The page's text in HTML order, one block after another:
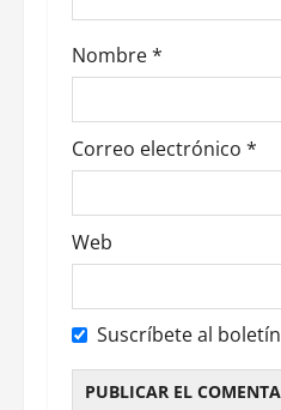
e
n
t
r
a
d
a
s
Nombre*
Correo electrónico *
Web
Suscríbete al boletín